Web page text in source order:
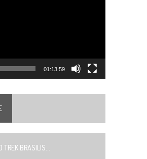
01:13:59
BRASILIS...